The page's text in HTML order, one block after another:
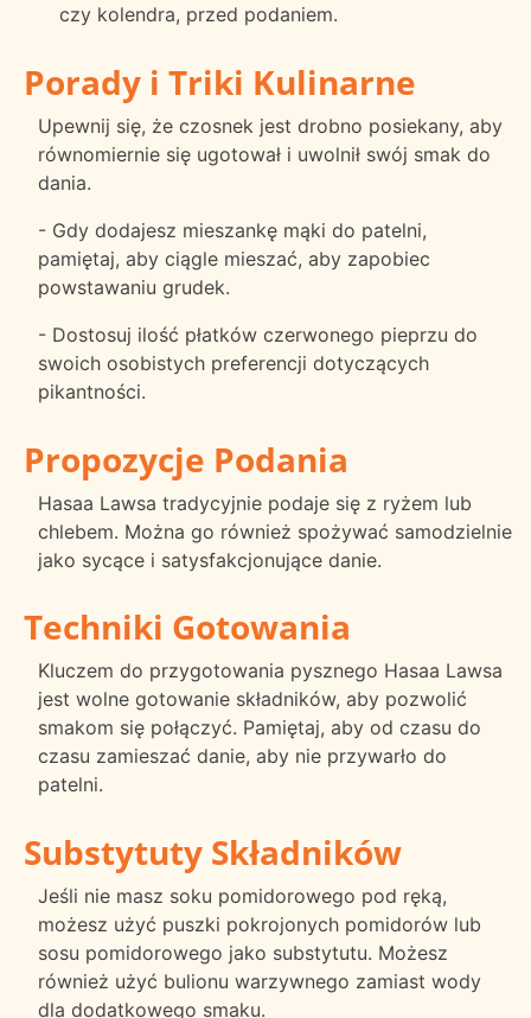
czy kolendra, przed podaniem.
Porady i Triki Kulinarne
Upewnij się, że czosnek jest drobno posiekany, aby
równomiernie się ugotował i uwolnił swój smak do
dania.
- Gdy dodajesz mieszankę mąki do patelni,
pamiętaj, aby ciągle mieszać, aby zapobiec
powstawaniu grudek.
- Dostosuj ilość płatków czerwonego pieprzu do
swoich osobistych preferencji dotyczących
pikantności.
Propozycje Podania
Hasaa Lawsa tradycyjnie podaje się z ryżem lub
chlebem. Można go również spożywać samodzielnie
jako sycące i satysfakcjonujące danie.
Techniki Gotowania
Kluczem do przygotowania pysznego Hasaa Lawsa
jest wolne gotowanie składników, aby pozwolić
smakom się połączyć. Pamiętaj, aby od czasu do
czasu zamieszać danie, aby nie przywarło do
patelni.
Substytuty Składników
Jeśli nie masz soku pomidorowego pod ręką,
możesz użyć puszki pokrojonych pomidorów lub
sosu pomidorowego jako substytutu. Możesz
również użyć bulionu warzywnego zamiast wody
dla dodatkowego smaku.